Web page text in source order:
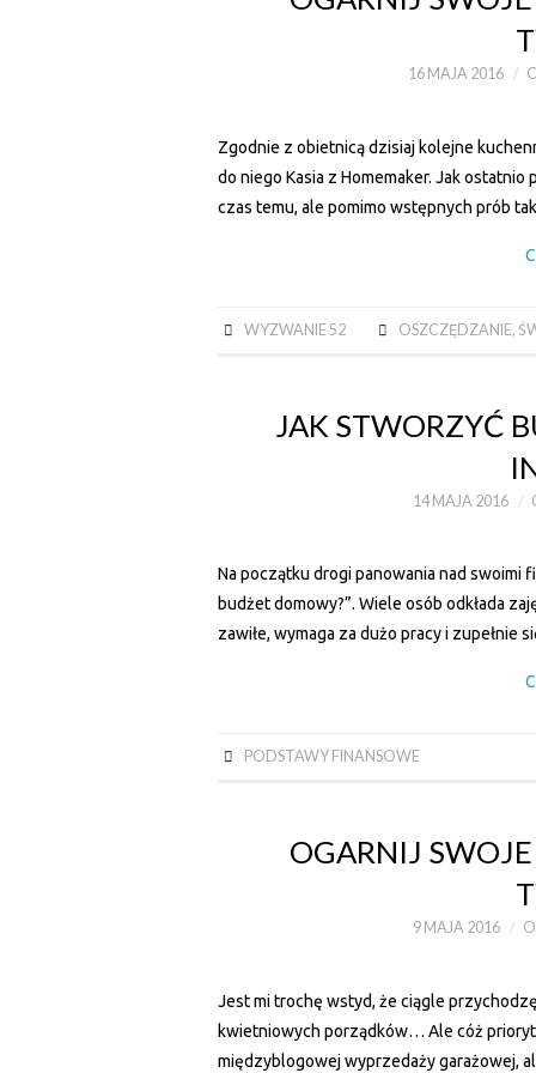
16 MAJA 2016
Zgodnie z obietnicą dzisiaj kolejne
do niego Kasia z Homemaker. Jak ostatnio
czas temu, ale pomimo wstępnych prób
WYZWANIE 52 OSZCZĘDZANIE,
JAK STWORZYĆ
14 MAJA 2016
Na początku drogi panowania nad swoimi
budżet domowy?”. Wiele osób odkłada
zawiłe, wymaga za dużo pracy i
PODSTAWY FINANSOWE
OGARNIJ
9 MAJA 2016
Jest mi trochę wstyd, że ciągle
kwietniowych porządków… Ale cóż
międzyblogowej wyprzedaży garażowej,